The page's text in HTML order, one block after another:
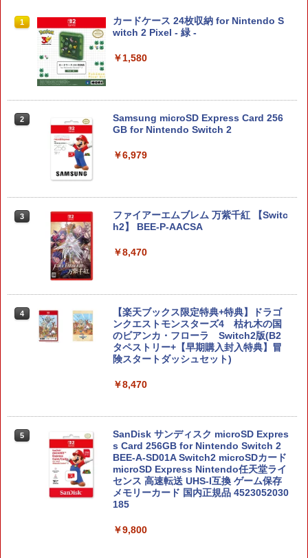
1
カードケース 24枚収納 for Nintendo S
witch 2 Pixel - 緑 -
￥1,580
2
Samsung microSD Express Card 256
GB for Nintendo Switch 2
￥6,979
3
ファイアーエムブレム 万紫千紅 【Switc
h2】 BEE-P-AACSA
￥8,470
4
【楽天ブックス限定特典+特典】ドラゴ
ンクエストモンスターズ4 枯れ木の国
のビアンカ・フローラ Switch2版(B2
タペストリー+【早期購入封入特典】冒
険スタートダッシュセット)
￥8,470
5
SanDisk サンディスク microSD Expres
s Card 256GB for Nintendo Switch 2
BEE-A-SD01A Switch2 microSDカード
microSD Express Nintendo任天堂ライ
センス 高速転送 UHS-I互換 ゲーム保存
メモリーカード 国内正規品 4523052030
185
￥9,800